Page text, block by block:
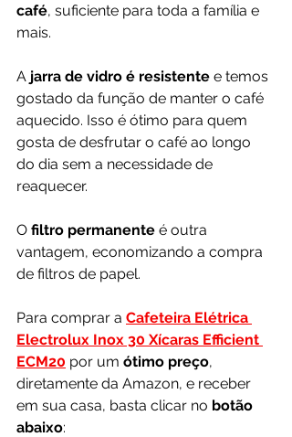
café, suficiente para toda a família e
mais.
A jarra de vidro é resistente e temos
gostado da função de manter o café
aquecido. Isso é ótimo para quem
gosta de desfrutar o café ao longo
do dia sem a necessidade de
reaquecer.
O filtro permanente é outra
vantagem, economizando a compra
de filtros de papel.
Para comprar a Cafeteira Elétrica
Electrolux Inox 30 Xícaras Efficient
ECM20 por um ótimo preço,
diretamente da Amazon, e receber
em sua casa, basta clicar no botão
abaixo: